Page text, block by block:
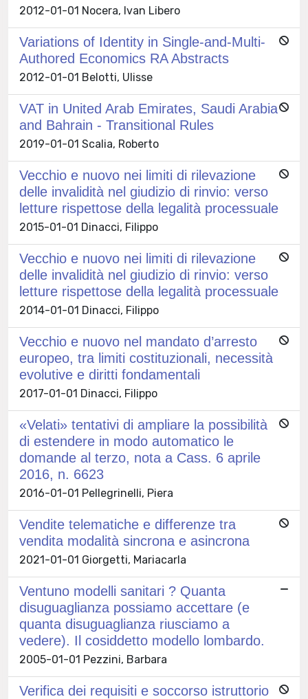
2012-01-01 Nocera, Ivan Libero
Variations of Identity in Single-and-Multi-
Authored Economics RA Abstracts
2012-01-01 Belotti, Ulisse
VAT in United Arab Emirates, Saudi Arabia
and Bahrain - Transitional Rules
2019-01-01 Scalia, Roberto
Vecchio e nuovo nei limiti di rilevazione
delle invalidità nel giudizio di rinvio: verso
letture rispettose della legalità processuale
2015-01-01 Dinacci, Filippo
Vecchio e nuovo nei limiti di rilevazione
delle invalidità nel giudizio di rinvio: verso
letture rispettose della legalità processuale
2014-01-01 Dinacci, Filippo
Vecchio e nuovo nel mandato d’arresto
europeo, tra limiti costituzionali, necessità
evolutive e diritti fondamentali
2017-01-01 Dinacci, Filippo
«Velati» tentativi di ampliare la possibilità
di estendere in modo automatico le
domande al terzo, nota a Cass. 6 aprile
2016, n. 6623
2016-01-01 Pellegrinelli, Piera
Vendite telematiche e differenze tra
vendita modalità sincrona e asincrona
2021-01-01 Giorgetti, Mariacarla
Ventuno modelli sanitari ? Quanta
disuguaglianza possiamo accettare (e
quanta disuguaglianza riusciamo a
vedere). Il cosiddetto modello lombardo.
2005-01-01 Pezzini, Barbara
Verifica dei requisiti e soccorso istruttorio